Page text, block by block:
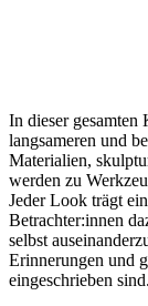
In dieser
langsameren und
Materialien,
werden zu
Jeder Look trägt
Betrachter:innen
selbst
Erinnerungen und
eingeschrieben sind.